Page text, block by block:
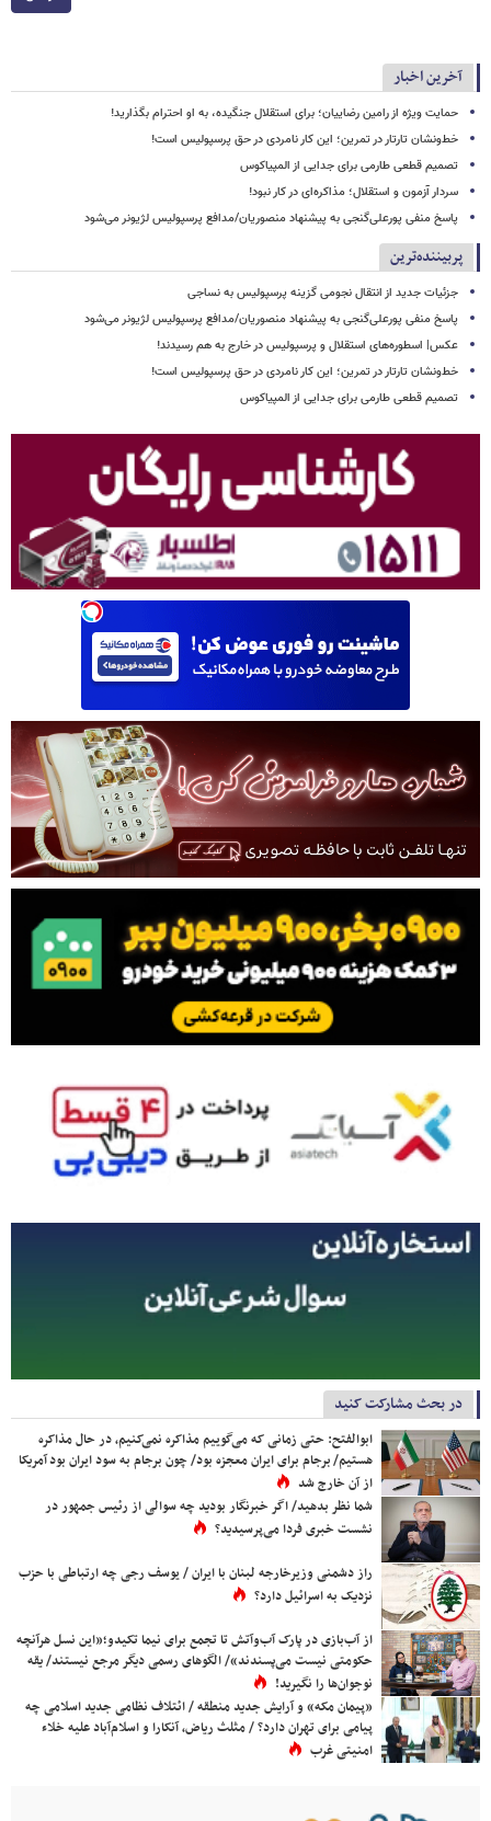
آخرین اخبار
حمایت ویژه از رامین رضاییان؛ برای استقلال جنگیده، به او احترام بگذارید!
خط‌ونشان تارتار در تمرین؛ این کار نامردی در حق پرسپولیس است!
تصمیم قطعی طارمی برای جدایی از المپیاکوس
سردار آزمون و استقلال؛ مذاکره‌ای در کار نبود!
پاسخ منفی پورعلی‌گنجی به پیشنهاد منصوریان/مدافع پرسپولیس لژیونر می‌شود
پربیننده‌ترین
جزئیات جدید از انتقال نجومی گزینه پرسپولیس به نساجی
پاسخ منفی پورعلی‌گنجی به پیشنهاد منصوریان/مدافع پرسپولیس لژیونر می‌شود
عکس| اسطوره‌های استقلال و پرسپولیس در خارج به هم رسیدند!
خط‌ونشان تارتار در تمرین؛ این کار نامردی در حق پرسپولیس است!
تصمیم قطعی طارمی برای جدایی از المپیاکوس
در بحث مشارکت کنید
ابوالفتح: حتی زمانی که می‌گوییم مذاکره نمی‌کنیم، در حال مذاکره
هستیم/ برجام برای ایران معجزه بود/ چون برجام به سود ایران بود آمریکا
از آن خارج شد
شما نظر بدهید/ اگر خبرنگار بودید چه سوالی از رئیس جمهور در
نشست خبری فردا می‌پرسیدید؟
راز دشمنی وزیرخارجه لبنان با ایران / یوسف رجی چه ارتباطی با حزب
نزدیک به اسرائیل دارد؟
از آب‌بازی در پارک آب‌وآتش تا تجمع برای نیما تکیدو؛«این نسل هرآنچه
حکومتی نیست می‌پسندند»/ الگوهای رسمی دیگر مرجع نیستند/ یقه
نوجوان‌ها را نگیرید!
«پیمان مکه» و آرایش جدید منطقه / ائتلاف نظامی جدید اسلامی چه
پیامی برای تهران دارد؟ / مثلث ریاض، آنکارا و اسلام‌آباد علیه خلاء
امنیتی غرب